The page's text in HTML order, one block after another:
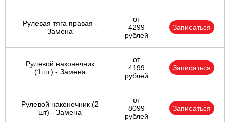
Рулевая тяга правая -
Замена
от
4299
рублей
Записаться
Рулевой наконечник
(1шт.) - Замена
от
4199
рублей
Записаться
Рулевой наконечник (2
шт) - Замена
от
8099
рублей
Записаться